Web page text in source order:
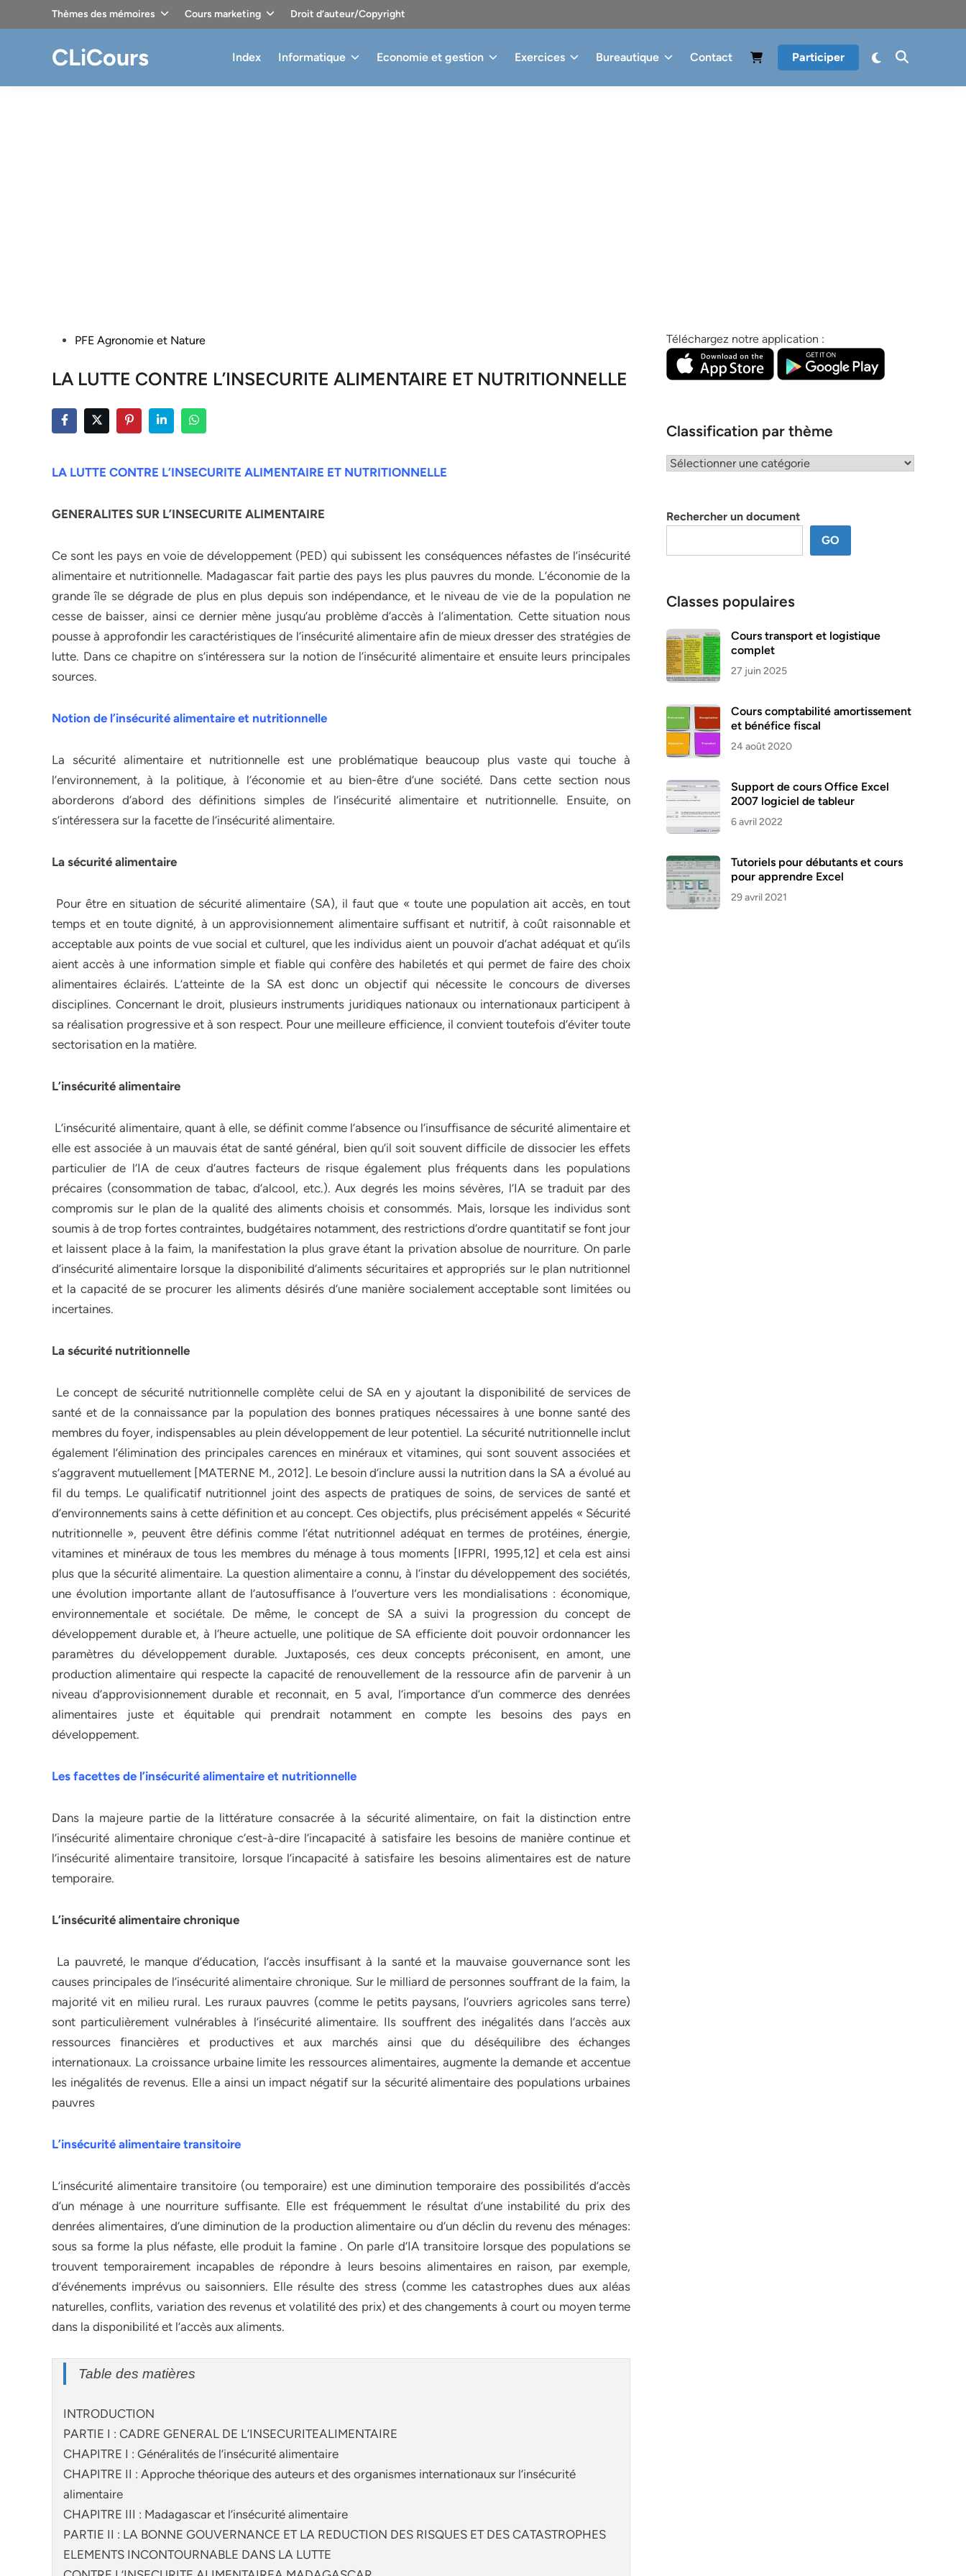
Thèmes des mémoires Cours marketing Droit d’auteur/Copyright
CLiCours Index Informatique Economie et gestion Exercices Bureautique Contact Participer
PostedPFE Agronomie et Nature
LA LUTTE CONTRE L’INSECURITE ALIMENTAIRE ET NUTRITIONNELLE
LA LUTTE CONTRE L’INSECURITE ALIMENTAIRE ET NUTRITIONNELLE
GENERALITES SUR L’INSECURITE ALIMENTAIRE
Ce sont les pays en voie de développement (PED) qui subissent les conséquences néfastes de l’insécurité
alimentaire et nutritionnelle. Madagascar fait partie des pays les plus pauvres du monde. L’économie de la
grande île se dégrade de plus en plus depuis son indépendance, et le niveau de vie de la population ne
cesse de baisser, ainsi ce dernier mène jusqu’au problème d’accès à l’alimentation. Cette situation nous
pousse à approfondir les caractéristiques de l’insécurité alimentaire afin de mieux dresser des stratégies de
lutte. Dans ce chapitre on s’intéressera sur la notion de l’insécurité alimentaire et ensuite leurs principales
sources.
Notion de l’insécurité alimentaire et nutritionnelle
La sécurité alimentaire et nutritionnelle est une problématique beaucoup plus vaste qui touche à
l’environnement, à la politique, à l’économie et au bien-être d’une société. Dans cette section nous
aborderons d’abord des définitions simples de l’insécurité alimentaire et nutritionnelle. Ensuite, on
s’intéressera sur la facette de l’insécurité alimentaire.
La sécurité alimentaire
Pour être en situation de sécurité alimentaire (SA), il faut que « toute une population ait accès, en tout
temps et en toute dignité, à un approvisionnement alimentaire suffisant et nutritif, à coût raisonnable et
acceptable aux points de vue social et culturel, que les individus aient un pouvoir d’achat adéquat et qu’ils
aient accès à une information simple et fiable qui confère des habiletés et qui permet de faire des choix
alimentaires éclairés. L’atteinte de la SA est donc un objectif qui nécessite le concours de diverses
disciplines. Concernant le droit, plusieurs instruments juridiques nationaux ou internationaux participent à
sa réalisation progressive et à son respect. Pour une meilleure efficience, il convient toutefois d’éviter toute
sectorisation en la matière.
L’insécurité alimentaire
L’insécurité alimentaire, quant à elle, se définit comme l’absence ou l’insuffisance de sécurité alimentaire et
elle est associée à un mauvais état de santé général, bien qu’il soit souvent difficile de dissocier les effets
particulier de l’IA de ceux d’autres facteurs de risque également plus fréquents dans les populations
précaires (consommation de tabac, d’alcool, etc.). Aux degrés les moins sévères, l’IA se traduit par des
compromis sur le plan de la qualité des aliments choisis et consommés. Mais, lorsque les individus sont
soumis à de trop fortes contraintes, budgétaires notamment, des restrictions d’ordre quantitatif se font jour
et laissent place à la faim, la manifestation la plus grave étant la privation absolue de nourriture. On parle
d’insécurité alimentaire lorsque la disponibilité d’aliments sécuritaires et appropriés sur le plan nutritionnel
et la capacité de se procurer les aliments désirés d’une manière socialement acceptable sont limitées ou
incertaines.
La sécurité nutritionnelle
Le concept de sécurité nutritionnelle complète celui de SA en y ajoutant la disponibilité de services de
santé et de la connaissance par la population des bonnes pratiques nécessaires à une bonne santé des
membres du foyer, indispensables au plein développement de leur potentiel. La sécurité nutritionnelle inclut
également l’élimination des principales carences en minéraux et vitamines, qui sont souvent associées et
s’aggravent mutuellement [MATERNE M., 2012]. Le besoin d’inclure aussi la nutrition dans la SA a évolué au
fil du temps. Le qualificatif nutritionnel joint des aspects de pratiques de soins, de services de santé et
d’environnements sains à cette définition et au concept. Ces objectifs, plus précisément appelés « Sécurité
nutritionnelle », peuvent être définis comme l’état nutritionnel adéquat en termes de protéines, énergie,
vitamines et minéraux de tous les membres du ménage à tous moments [IFPRI, 1995,12] et cela est ainsi
plus que la sécurité alimentaire. La question alimentaire a connu, à l’instar du développement des sociétés,
une évolution importante allant de l’autosuffisance à l’ouverture vers les mondialisations : économique,
environnementale et sociétale. De même, le concept de SA a suivi la progression du concept de
développement durable et, à l’heure actuelle, une politique de SA efficiente doit pouvoir ordonnancer les
paramètres du développement durable. Juxtaposés, ces deux concepts préconisent, en amont, une
production alimentaire qui respecte la capacité de renouvellement de la ressource afin de parvenir à un
niveau d’approvisionnement durable et reconnait, en 5 aval, l’importance d’un commerce des denrées
alimentaires juste et équitable qui prendrait notamment en compte les besoins des pays en
développement.
Les facettes de l’insécurité alimentaire et nutritionnelle
Dans la majeure partie de la littérature consacrée à la sécurité alimentaire, on fait la distinction entre
l’insécurité alimentaire chronique c’est-à-dire l’incapacité à satisfaire les besoins de manière continue et
l’insécurité alimentaire transitoire, lorsque l’incapacité à satisfaire les besoins alimentaires est de nature
temporaire.
L’insécurité alimentaire chronique
La pauvreté, le manque d’éducation, l’accès insuffisant à la santé et la mauvaise gouvernance sont les
causes principales de l’insécurité alimentaire chronique. Sur le milliard de personnes souffrant de la faim, la
majorité vit en milieu rural. Les ruraux pauvres (comme le petits paysans, l’ouvriers agricoles sans terre)
sont particulièrement vulnérables à l’insécurité alimentaire. Ils souffrent des inégalités dans l’accès aux
ressources financières et productives et aux marchés ainsi que du déséquilibre des échanges
internationaux. La croissance urbaine limite les ressources alimentaires, augmente la demande et accentue
les inégalités de revenus. Elle a ainsi un impact négatif sur la sécurité alimentaire des populations urbaines
pauvres
L’insécurité alimentaire transitoire
L’insécurité alimentaire transitoire (ou temporaire) est une diminution temporaire des possibilités d’accès
d’un ménage à une nourriture suffisante. Elle est fréquemment le résultat d’une instabilité du prix des
denrées alimentaires, d’une diminution de la production alimentaire ou d’un déclin du revenu des ménages:
sous sa forme la plus néfaste, elle produit la famine . On parle d’IA transitoire lorsque des populations se
trouvent temporairement incapables de répondre à leurs besoins alimentaires en raison, par exemple,
d’événements imprévus ou saisonniers. Elle résulte des stress (comme les catastrophes dues aux aléas
naturelles, conflits, variation des revenus et volatilité des prix) et des changements à court ou moyen terme
dans la disponibilité et l’accès aux aliments.
Table des matières
INTRODUCTION
PARTIE I : CADRE GENERAL DE L’INSECURITEALIMENTAIRE
CHAPITRE I : Généralités de l’insécurité alimentaire
CHAPITRE II : Approche théorique des auteurs et des organismes internationaux sur l’insécurité
alimentaire
CHAPITRE III : Madagascar et l’insécurité alimentaire
PARTIE II : LA BONNE GOUVERNANCE ET LA REDUCTION DES RISQUES ET DES CATASTROPHES
ELEMENTS INCONTOURNABLE DANS LA LUTTE
Téléchargez notre application :
Classification par thème
Classification
Rechercher un document
GO
Classes populaires
Cours transport et logistique
complet
27 juin 2025
Cours comptabilité amortissement
et bénéfice fiscal
24 août 2020
Support de cours Office Excel
2007 logiciel de tableur
6 avril 2022
Tutoriels pour débutants et cours
pour apprendre Excel
29 avril 2021